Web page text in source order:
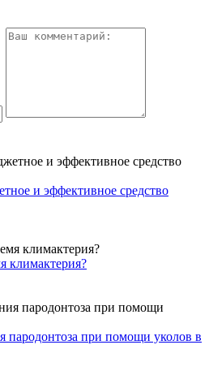
и эффективное средство
климактерия?
пародонтоза при помощи уколов в